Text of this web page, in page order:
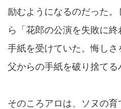
励むようになるのだった
ら「花郎の公演を失敗に
手紙を受けていた。悔しさ
父からの手紙を破り捨てる
そのころアロは、ソヌの